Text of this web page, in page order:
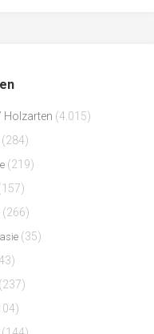
Holzarten (4.015)
(284)
(219)
(266)
(35)
(237)